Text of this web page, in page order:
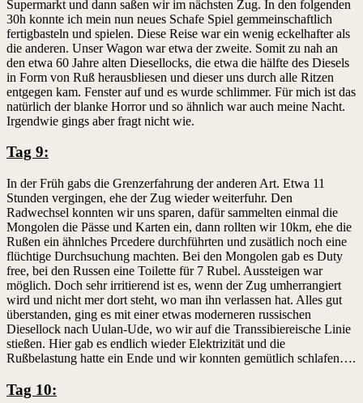
Supermarkt und dann saßen wir im nächsten Zug. In den folgenden
30h konnte ich mein nun neues Schafe Spiel gemmeinschaftlich
fertigbasteln und spielen. Diese Reise war ein wenig eckelhafter als
die anderen. Unser Wagon war etwa der zweite. Somit zu nah an
den etwa 60 Jahre alten Diesellocks, die etwa die hälfte des Diesels
in Form von Ruß herausbliesen und dieser uns durch alle Ritzen
entgegen kam. Fenster auf und es wurde schlimmer. Für mich ist das
natürlich der blanke Horror und so ähnlich war auch meine Nacht.
Irgendwie gings aber fragt nicht wie.
Tag 9:
In der Früh gabs die Grenzerfahrung der anderen Art. Etwa 11
Stunden vergingen, ehe der Zug wieder weiterfuhr. Den
Radwechsel konnten wir uns sparen, dafür sammelten einmal die
Mongolen die Pässe und Karten ein, dann rollten wir 10km, ehe die
Rußen ein ähnlches Prcedere durchführten und zusätlich noch eine
flüchtige Durchsuchung machten. Bei den Mongolen gab es Duty
free, bei den Russen eine Toilette für 7 Rubel. Aussteigen war
möglich. Doch sehr irritierend ist es, wenn der Zug umherrangiert
wird und nicht mer dort steht, wo man ihn verlassen hat. Alles gut
überstanden, ging es mit einer etwas moderneren russischen
Diesellock nach Uulan-Ude, wo wir auf die Transsibiereische Linie
stießen. Hier gab es endlich wieder Elektrizität und die
Rußbelastung hatte ein Ende und wir konnten gemütlich schlafen….
Tag 10: